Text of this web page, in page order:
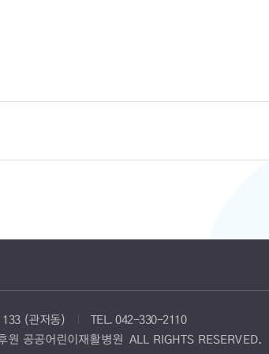
(관저동) TEL.042-330-2110
공공어린이재활병원 ALL RIGHTS RESERVED.